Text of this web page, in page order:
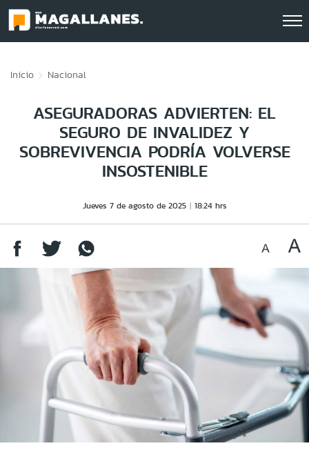
Inicio Nacional
ASEGURADORAS ADVIERTEN: EL
SEGURO DE INVALIDEZ Y
SOBREVIVENCIA PODRÍA VOLVERSE
INSOSTENIBLE
Jueves 7 de agosto de 2025 18:24 hrs